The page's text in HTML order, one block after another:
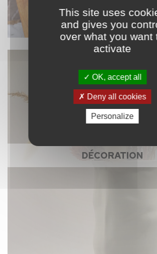
DÉCORATION
This site uses
and gives you
over what you want
activate
OK, accept all
Deny all cookies
Personalize